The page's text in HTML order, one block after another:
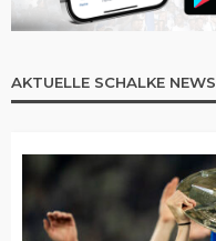
AKTUELLE SCHALKE NEWS